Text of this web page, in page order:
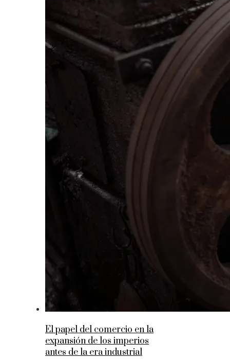
El papel del comercio en la
expansión de los imperios
antes de la era industrial